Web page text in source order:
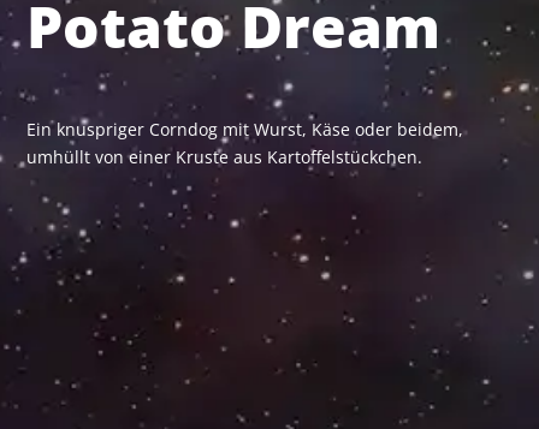
Potato Dream
Ein knuspriger Corndog mit Wurst, Käse oder beidem,
umhüllt von einer Kruste aus Kartoffelstückchen.